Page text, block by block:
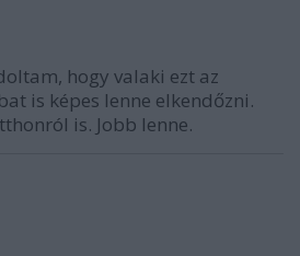
hogy valaki ezt az
is képes lenne elkendőzni.
is. Jobb lenne.